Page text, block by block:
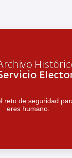
reto de seguridad
eres humano.